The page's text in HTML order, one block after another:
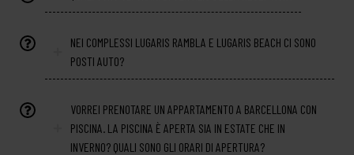
NEI COMPLESSI LUGARIS RAMBLA E LUGARIS BEACH CI SONO
POSTI AUTO?
VORREI PRENOTARE UN APPARTAMENTO A BARCELLONA CON
PISCINA. LA PISCINA È APERTA SIA IN ESTATE CHE IN
INVERNO? QUALI SONO GLI ORARI DI APERTURA?